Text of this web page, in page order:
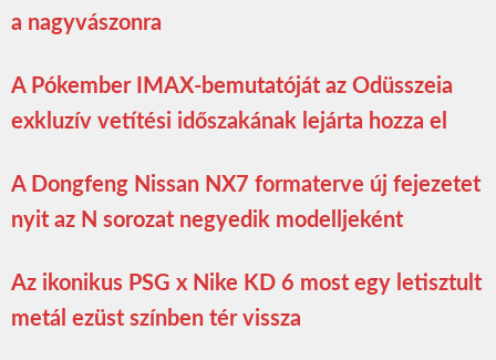
a nagyvászonra
A Pókember IMAX-bemutatóját az Odüsszeia
exkluzív vetítési időszakának lejárta hozza el
A Dongfeng Nissan NX7 formaterve új fejezetet
nyit az N sorozat negyedik modelljeként
Az ikonikus PSG x Nike KD 6 most egy letisztult
metál ezüst színben tér vissza